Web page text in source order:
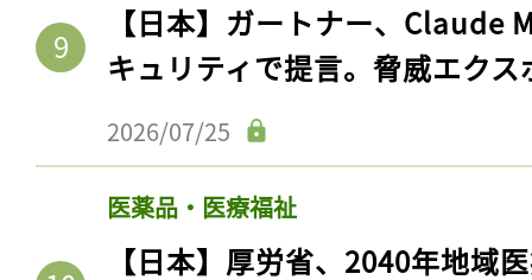
【日本】ガートナー、Claude
キュリティで提言。脅威エク
2026/07/25
医薬品・医療福祉
【日本】厚労省、2040年地域